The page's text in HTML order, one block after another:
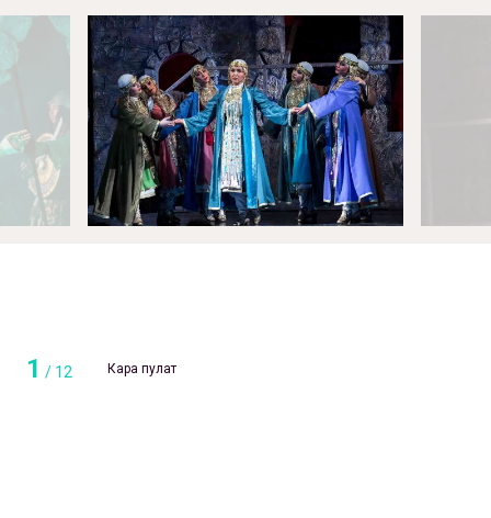
1 / 12 Кара пулат